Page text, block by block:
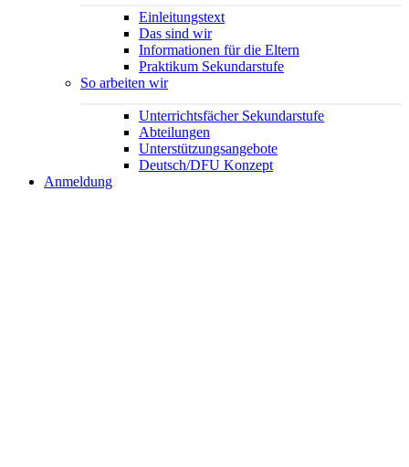
Einleitungstext
Das sind wir
Informationen für die Eltern
Praktikum Sekundarstufe
So arbeiten wir
Unterrichtsfächer Sekundarstufe
Abteilungen
Unterstützungsangebote
Deutsch/DFU Konzept
Anmeldung